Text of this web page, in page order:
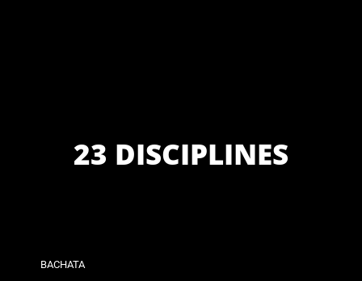
23 DISCIPLINES
BACHATA